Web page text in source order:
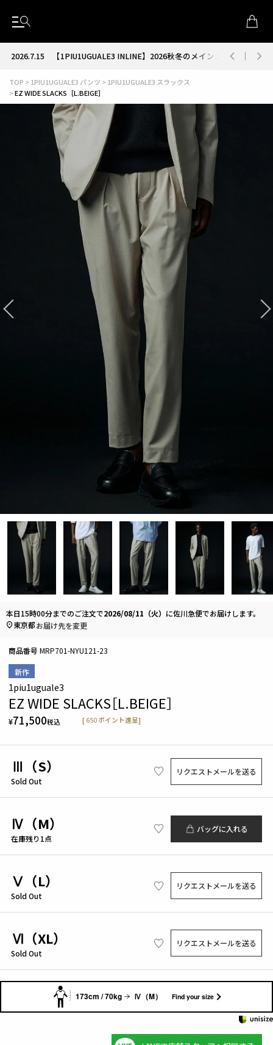
2026.7.15【1PIU1UGUALE3 INLINE】2026秋冬のメインコレクションが
TOP 1PIU1UGUALE3 パンツ
1PIU1UGUALE3 スラックス
EZ WIDE SLACKS［L.BEIGE］
新作
1piu1uguale3
EZ WIDE SLACKS［L.BEIGE］
¥71,500税込 [ 650 ポイント進呈]
商品番号 MRP701-NYU121-23
Ⅲ（S）
Sold Out
リクエストメールを送る
Ⅳ（M）
在庫残り1点
バッグに入れる
Ⅴ（L）
Sold Out
リクエストメールを送る
Ⅵ（XL）
Sold Out
リクエストメールを送る
173cm / 70kg Ⅳ（M） Find your size
本日15時00分までのご注文で2026/08/11（火） に佐川急便でお届けします。
東京都お届け先を変更